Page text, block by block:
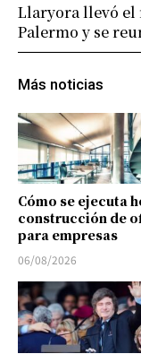
Más noticias
Cómo se ejecuta
construcción de
para empresas
06/08/2026
Llaryora llevó el
Palermo y se